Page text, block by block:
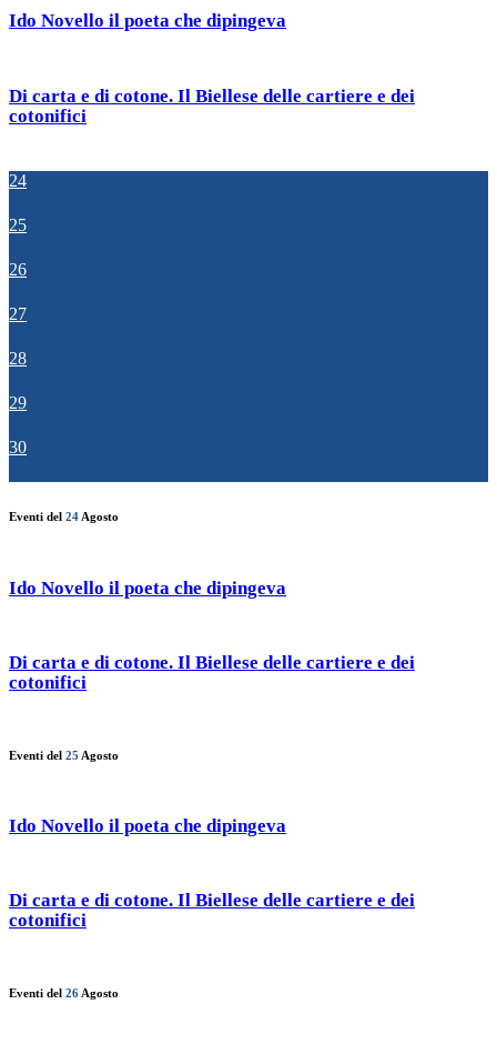
Ido Novello il poeta che dipingeva
Di carta e di cotone. Il Biellese delle cartiere e dei
cotonifici
24
25
26
27
28
29
30
Eventi del 24 Agosto
Ido Novello il poeta che dipingeva
Di carta e di cotone. Il Biellese delle cartiere e dei
cotonifici
Eventi del 25 Agosto
Ido Novello il poeta che dipingeva
Di carta e di cotone. Il Biellese delle cartiere e dei
cotonifici
Eventi del 26 Agosto